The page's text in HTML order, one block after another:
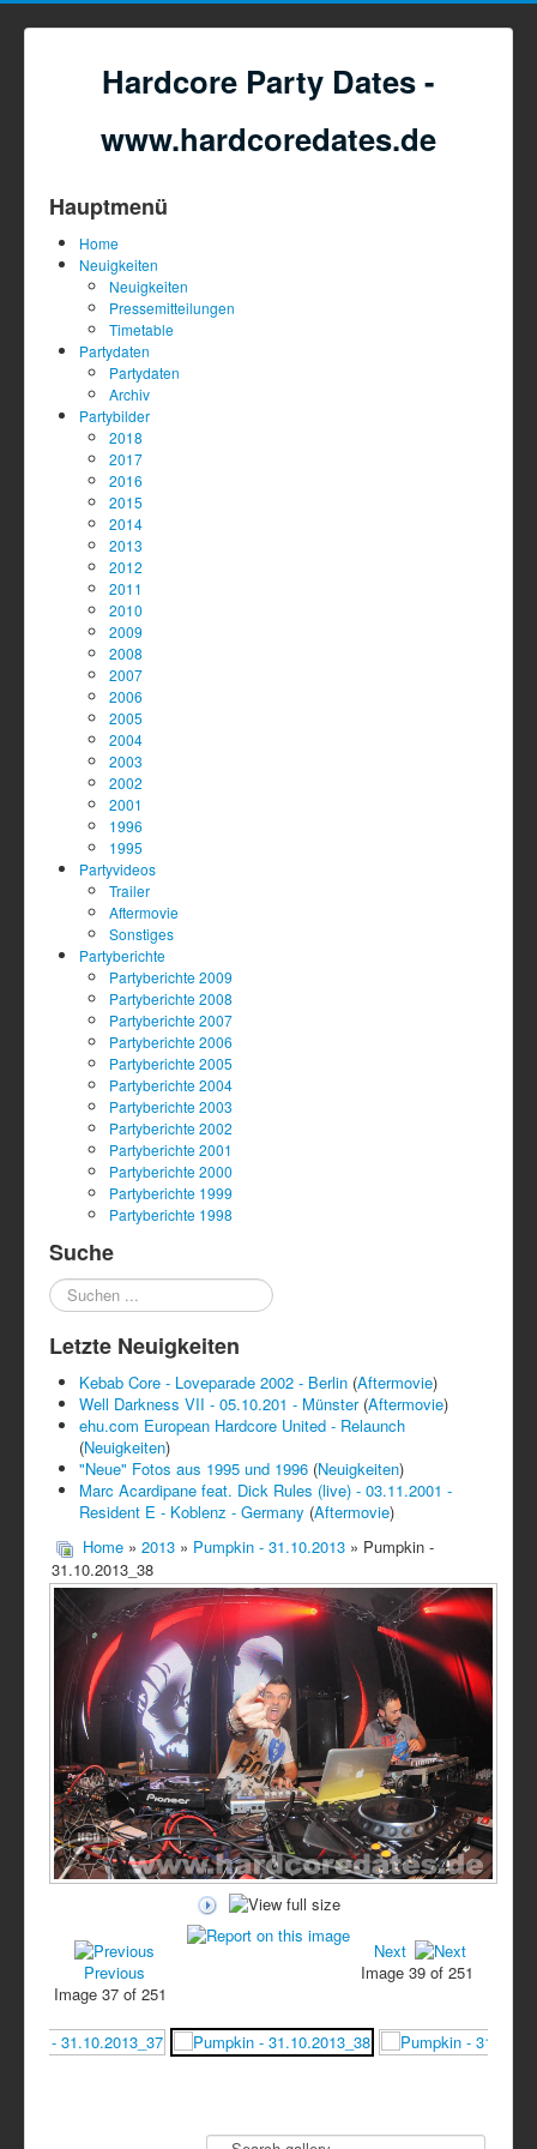
Hardcore Party Dates -
www.hardcoredates.de
Hauptmenü
Home
Neuigkeiten
Neuigkeiten
Pressemitteilungen
Timetable
Partydaten
Partydaten
Archiv
Partybilder
2018
2017
2016
2015
2014
2013
2012
2011
2010
2009
2008
2007
2006
2005
2004
2003
2002
2001
1996
1995
Partyvideos
Trailer
Aftermovie
Sonstiges
Partyberichte
Partyberichte 2009
Partyberichte 2008
Partyberichte 2007
Partyberichte 2006
Partyberichte 2005
Partyberichte 2004
Partyberichte 2003
Partyberichte 2002
Partyberichte 2001
Partyberichte 2000
Partyberichte 1999
Partyberichte 1998
Suche
Suchen
...
Letzte Neuigkeiten
Kebab Core - Loveparade 2002 - Berlin (Aftermovie)
Well Darkness VII - 05.10.201 - Münster (Aftermovie)
ehu.com European Hardcore United - Relaunch
(Neuigkeiten)
"Neue" Fotos aus 1995 und 1996 (Neuigkeiten)
Marc Acardipane feat. Dick Rules (live) - 03.11.2001 -
Resident E - Koblenz - Germany (Aftermovie)
Home » 2013 » Pumpkin - 31.10.2013 » Pumpkin -
31.10.2013_38
Previous
Image 37 of 251
Next
Image 39 of 251